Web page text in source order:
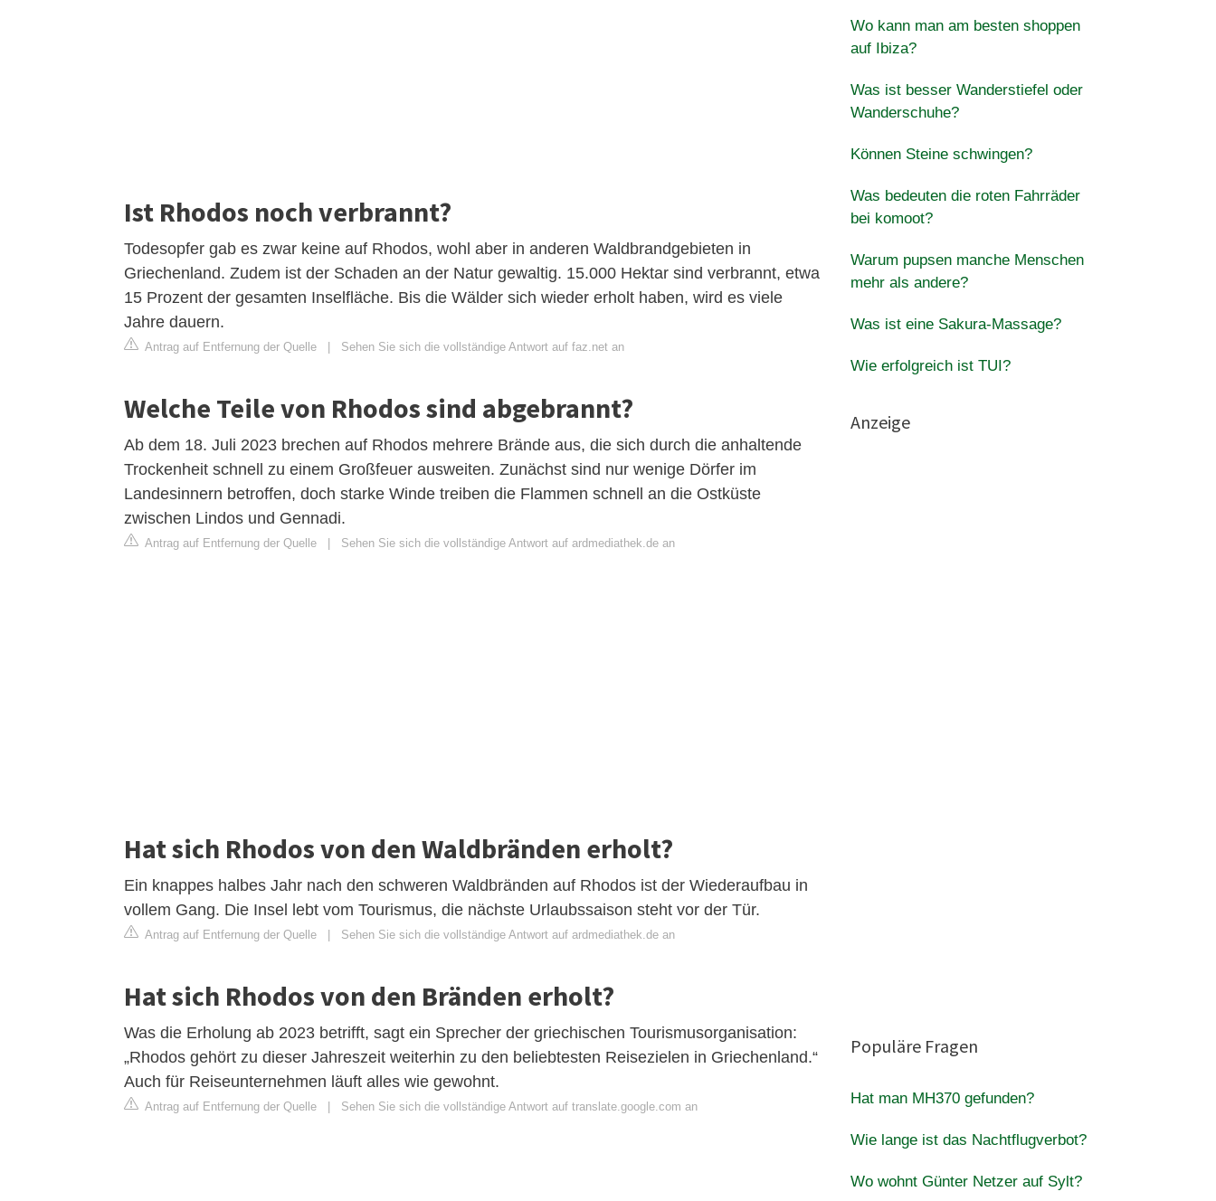
Ist Rhodos noch verbrannt?
Todesopfer gab es zwar keine auf Rhodos, wohl aber in anderen Waldbrandgebieten in
Griechenland. Zudem ist der Schaden an der Natur gewaltig. 15.000 Hektar sind verbrannt, etwa
15 Prozent der gesamten Inselfläche. Bis die Wälder sich wieder erholt haben, wird es viele
Jahre dauern.
Antrag auf Entfernung der Quelle Sehen Sie sich die vollständige Antwort auf faz.net an
Welche Teile von Rhodos sind abgebrannt?
Ab dem 18. Juli 2023 brechen auf Rhodos mehrere Brände aus, die sich durch die anhaltende
Trockenheit schnell zu einem Großfeuer ausweiten. Zunächst sind nur wenige Dörfer im
Landesinnern betroffen, doch starke Winde treiben die Flammen schnell an die Ostküste
zwischen Lindos und Gennadi.
Antrag auf Entfernung der Quelle Sehen Sie sich die vollständige Antwort auf ardmediathek.de an
Hat sich Rhodos von den Waldbränden erholt?
Ein knappes halbes Jahr nach den schweren Waldbränden auf Rhodos ist der Wiederaufbau in
vollem Gang. Die Insel lebt vom Tourismus, die nächste Urlaubssaison steht vor der Tür.
Antrag auf Entfernung der Quelle Sehen Sie sich die vollständige Antwort auf ardmediathek.de an
Hat sich Rhodos von den Bränden erholt?
Was die Erholung ab 2023 betrifft, sagt ein Sprecher der griechischen Tourismusorganisation:
„Rhodos gehört zu dieser Jahreszeit weiterhin zu den beliebtesten Reisezielen in Griechenland.“
Auch für Reiseunternehmen läuft alles wie gewohnt.
Antrag auf Entfernung der Quelle Sehen Sie sich die vollständige Antwort auf translate.google.com an
Wo kann man am besten shoppen
auf Ibiza?
Was ist besser Wanderstiefel oder
Wanderschuhe?
Können Steine schwingen?
Was bedeuten die roten Fahrräder
bei komoot?
Warum pupsen manche Menschen
mehr als andere?
Was ist eine Sakura-Massage?
Wie erfolgreich ist TUI?
Anzeige
Populäre Fragen
Hat man MH370 gefunden?
Wie lange ist das Nachtflugverbot?
Wo wohnt Günter Netzer auf Sylt?